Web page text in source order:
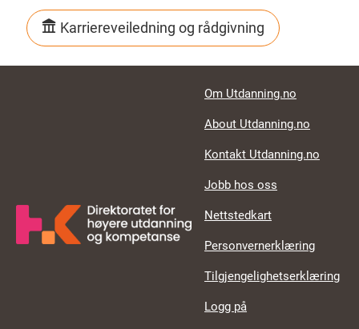
Karriereveiledning og rådgivning
Footer links
Om Utdanning.no
About Utdanning.no
Kontakt Utdanning.no
Jobb hos oss
Nettstedkart
Personvernerklæring
Tilgjengelighetserklæring
Logg på